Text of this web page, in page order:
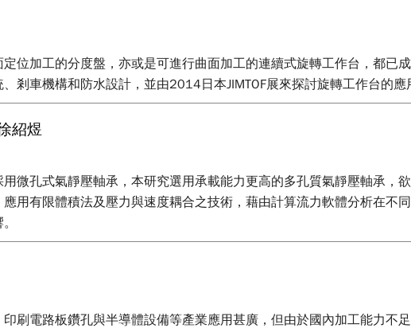
位加工的分度盤，亦或是可進行曲面加工的連續式旋轉工作台，都已
車機構和防水設計，並由2014日本JIMTOF展來探討旋轉工作台的應
紹煜
微孔式氣靜壓軸承，本研究選用承載能力更高的多孔質氣靜壓軸承，
用有限體積法及壓力與速度耦合之技術，藉由計算流力軟體分析在不
刷電路板鑽孔與半導體設備等產業應用甚廣，但由於國內加工能力不